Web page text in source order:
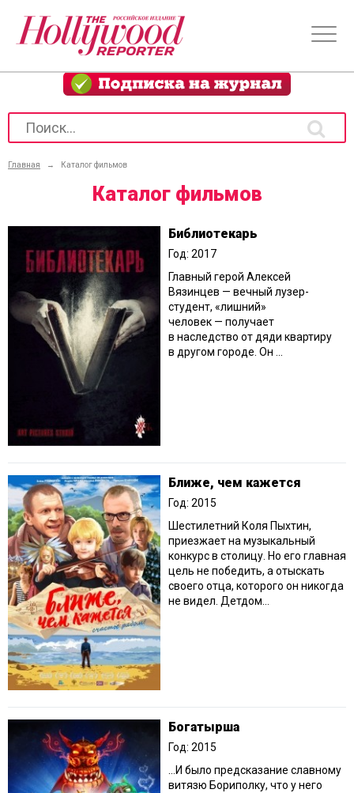
Главная → Каталог фильмов
Каталог фильмов
Библиотекарь
Год: 2017
Главный герой Алексей
Вязинцев — вечный лузер-
студент, «лишний»
человек — получает
в наследство от дяди квартиру
в другом городе. Он ...
Ближе, чем кажется
Год: 2015
Шестилетний Коля Пыхтин,
приезжает на музыкальный
конкурс в столицу. Но его главная
цель не победить, а отыскать
своего отца, которого он никогда
не видел. Детдом...
Богатырша
Год: 2015
…И было предсказание славному
витязю Бориполку, что у него